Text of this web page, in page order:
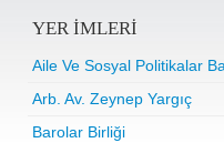
YER IMLERI
Aile Ve Sosyal Politikalar
Arb. Av. Zeynep Yargıç
Barolar Birliği